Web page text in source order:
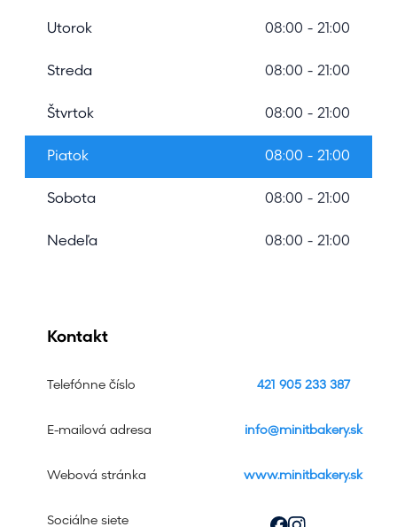
Utorok 08:00 - 21:00
Streda 08:00 - 21:00
Štvrtok 08:00 - 21:00
Piatok 08:00 - 21:00
Sobota 08:00 - 21:00
Nedeľa 08:00 - 21:00
Kontakt
Telefónne číslo
E-mailová adresa
Webová stránka
Sociálne siete
421 905 233 387
info@minitbakery.sk
www.minitbakery.sk